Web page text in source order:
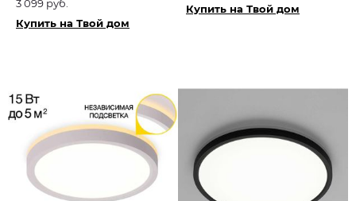
3 099 руб.
Купить на Твой дом
Купить на Твой дом